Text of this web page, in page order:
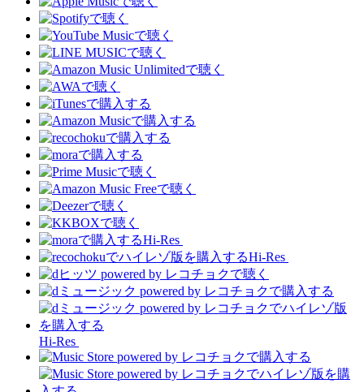
Hi-Res
Hi-Res
Hi-Res